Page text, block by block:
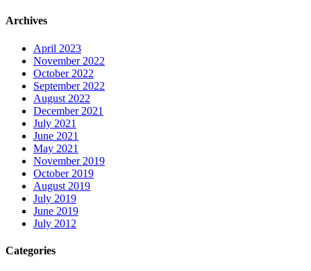
Archives
April 2023
November 2022
October 2022
September 2022
August 2022
December 2021
July 2021
June 2021
May 2021
November 2019
October 2019
August 2019
July 2019
June 2019
July 2012
Categories